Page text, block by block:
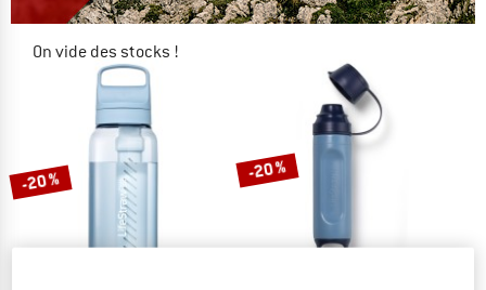
On vide des stocks !
JUSQU'À -60 %
LE DÉSTOCKAGE
-20 % -20 %